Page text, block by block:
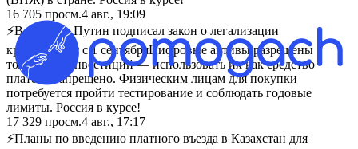
16 705 просм.4 авг., 19:09
⚡Владимир Путин подписал закон о легализации
криптовалют с 1 сентября ​Цифровые активы разрешены
только для инвестиций — использовать их как средство
платежа запрещено. Физическим лицам для покупки
потребуется пройти тестирование и соблюдать годовые
лимиты. Россия в курсе!
17 329 просм.4 авг., 17:17
⚡Планы по введению платного въезда в Казахстан для